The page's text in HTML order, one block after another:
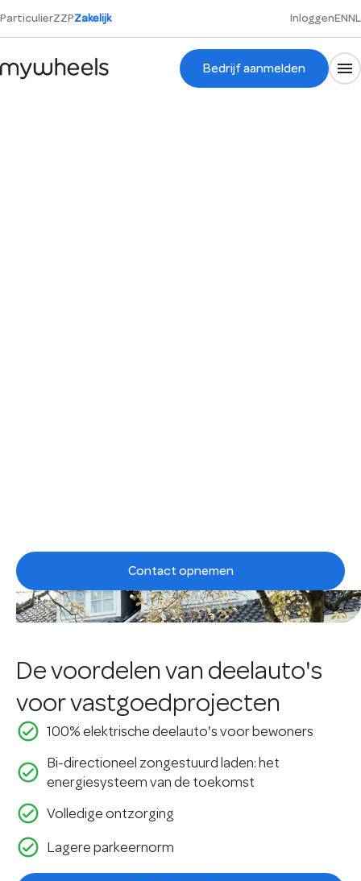
ParticulierZZPZakelijk InloggenENNL
Bedrijf aanmelden
Contact opnemen
De voordelen van deelauto's
voor vastgoedprojecten
check_circle_outline 100% elektrische deelauto's voor bewoners
check_circle_outline Bi-directioneel zongestuurd laden: het
energiesysteem van de toekomst
check_circle_outline Volledige ontzorging
check_circle_outline Lagere parkeernorm